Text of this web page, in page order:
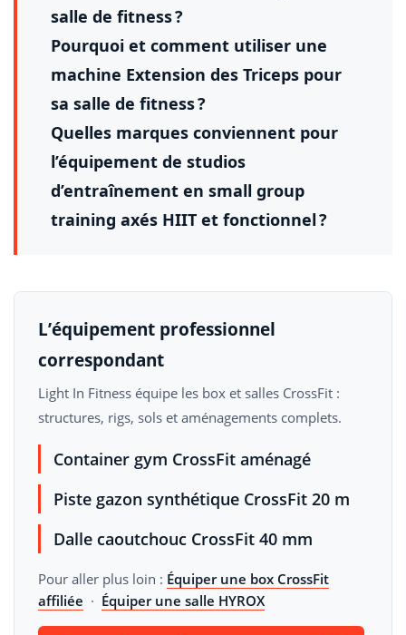
salle de fitness ?
Pourquoi et comment utiliser une
machine Extension des Triceps pour
sa salle de fitness ?
Quelles marques conviennent pour
l’équipement de studios
d’entraînement en small group
training axés HIIT et fonctionnel ?
L’équipement professionnel
correspondant
Light In Fitness équipe les box et salles CrossFit :
structures, rigs, sols et aménagements complets.
Container gym CrossFit aménagé
Piste gazon synthétique CrossFit 20 m
Dalle caoutchouc CrossFit 40 mm
Pour aller plus loin : Équiper une box CrossFit
affiliée · Équiper une salle HYROX